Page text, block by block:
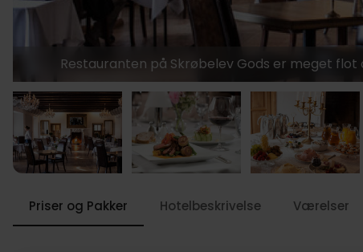
Restauranten på Skrøbelev Gods er meget flot
Priser og Pakker Hotelbeskrivelse Værelser